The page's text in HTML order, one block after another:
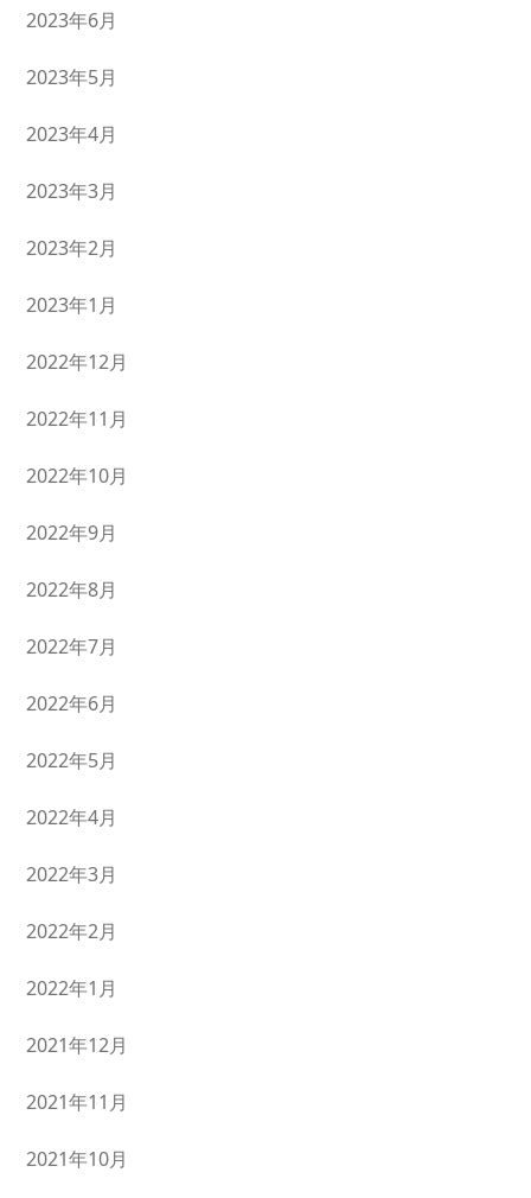
2023年6月
2023年5月
2023年4月
2023年3月
2023年2月
2023年1月
2022年12月
2022年11月
2022年10月
2022年9月
2022年8月
2022年7月
2022年6月
2022年5月
2022年4月
2022年3月
2022年2月
2022年1月
2021年12月
2021年11月
2021年10月